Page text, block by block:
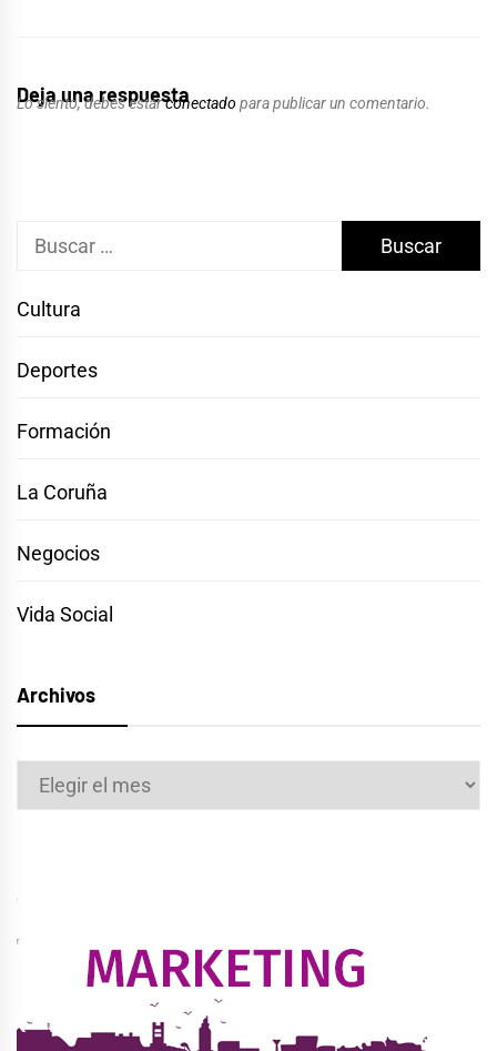
Deja una respuesta
Lo siento, debes estarconectado para publicar un comentario.
Buscar:
Cultura
Deportes
Formación
La Coruña
Negocios
Vida Social
Archivos
Archivos